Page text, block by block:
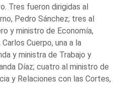
Tres fueron dirigidas al
Pedro Sánchez; tres al
y ministro de Economía,
Cuerpo, una a la
y ministra de Trabajo y
Díaz; cuatro al ministro de
y Relaciones con las Cortes,